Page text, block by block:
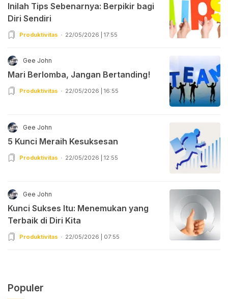
Inilah Tips Sebenarnya: Berpikir bagi
Diri Sendiri
Produktivitas 22/05/2026 | 17:55
Gee John
Mari Berlomba, Jangan Bertanding!
Produktivitas 22/05/2026 | 16:55
Gee John
5 Kunci Meraih Kesuksesan
Produktivitas 22/05/2026 | 12:55
Gee John
Kunci Sukses Itu: Menemukan yang
Terbaik di Diri Kita
Produktivitas 22/05/2026 | 07:55
Populer